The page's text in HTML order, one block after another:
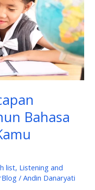
Bahasa
list, Listening and
/Andin Danaryati